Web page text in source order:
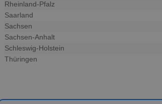
Rheinland-Pfalz
Saarland
Sachsen
Sachsen-Anhalt
Schleswig-Holstein
Thüringen